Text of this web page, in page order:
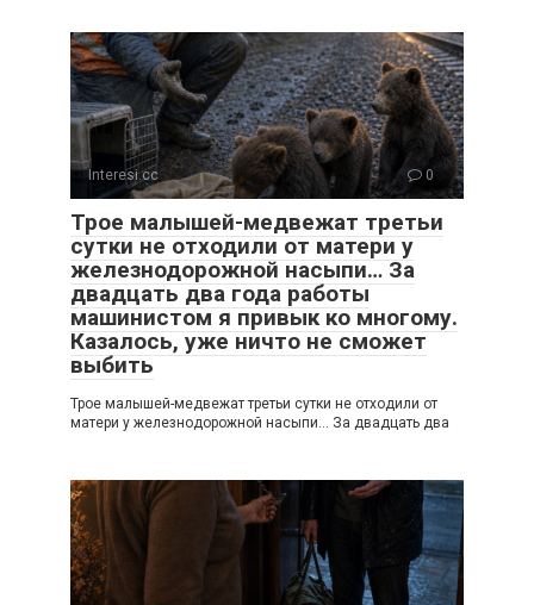
Interesi.cc 0
Трое малышей-медвежат третьи
сутки не отходили от матери у
железнодорожной насыпи… За
двадцать два года работы
машинистом я привык ко многому.
Казалось, уже ничто не сможет
выбить
Трое малышей-медвежат третьи сутки не отходили от
матери у железнодорожной насыпи… За двадцать два